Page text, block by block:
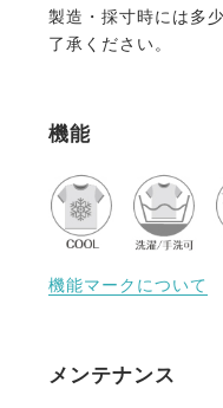
製造・採寸時には多
了承ください。
機能
機能マークについて
メンテナンス